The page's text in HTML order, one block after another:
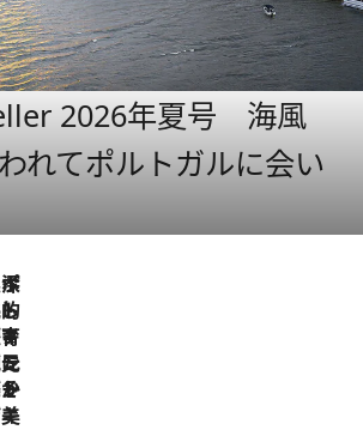
2026年夏号 海風
れてポルトガルに会い